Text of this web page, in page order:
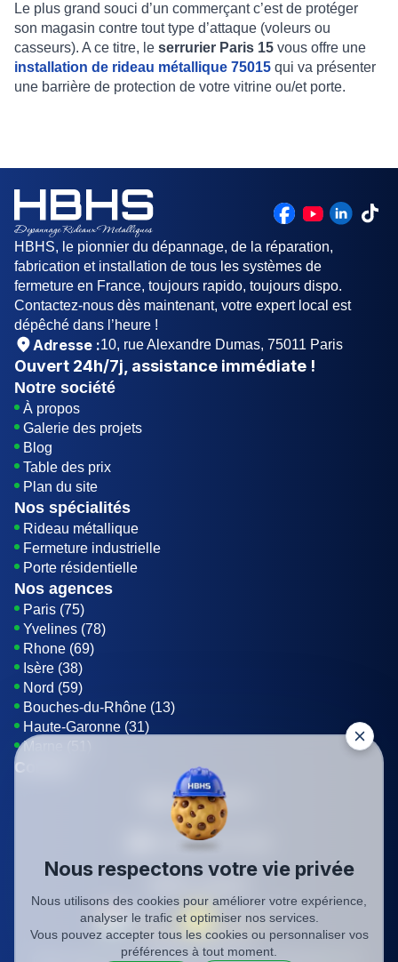
Le plus grand souci d’un commerçant c’est de protéger
son magasin contre tout type d’attaque (voleurs ou
casseurs). A ce titre, le serrurier Paris 15 vous offre une
installation de rideau métallique 75015 qui va présenter
une barrière de protection de votre vitrine ou/et porte.
HBHS, le pionnier du dépannage, de la réparation,
fabrication et installation de tous les systèmes de
fermeture en France, toujours rapido, toujours dispo.
Contactez-nous dès maintenant, votre expert local est
dépêché dans l’heure !
Adresse :10, rue Alexandre Dumas, 75011 Paris
Ouvert 24h/7j , assistance immédiate !
Notre société
À propos
Galerie des projets
Blog
Table des prix
Plan du site
Nos spécialités
Rideau métallique
Fermeture industrielle
Porte résidentielle
Nos agences
Paris (75)
Yvelines (78)
Rhone (69)
Isère (38)
Nord (59)
Bouches-du-Rhône (13)
Haute-Garonne (31)
Marne (51)
Contact
01 85 42 08 07
Envoyer un E-mail
SIREN: 819116823
Nous respectons votre vie privée
Nous utilisons des cookies pour améliorer votre expérience,
analyser le trafic et optimiser nos services.
Vous pouvez accepter tous les cookies ou personnaliser vos
préférences à tout moment.